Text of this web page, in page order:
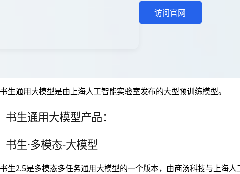
访问官网
书生通用大模型是由上海人工智能实验室发布的大型预训练模型。
书生通用大模型产品：
书生·多模态-大模型
书生2.5是多模态多任务通用大模型的一个版本，由商汤科技与上海人